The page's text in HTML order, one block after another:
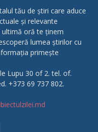
tău de știri care aduce
și relevante
ultimă oră te ținem
lumea știrilor cu
primește
Lupu 30 of 2. tel. of.
+373 69 737 802.